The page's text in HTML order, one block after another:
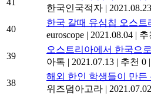
한국인국적자 | 2021.08.23
40
한국 갈때 유심칩 오스트
euroscope | 2021.08.04 | 추
39
오스트리아에서 한국으
아톡 | 2021.07.13 | 추천 0 |
38
해외 한인 학생들이 만
위즈덤아고라 | 2021.07.02